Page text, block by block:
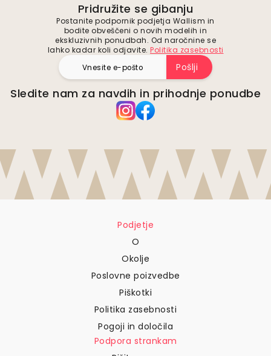
Pridružite se gibanju
Postanite podpornik podjetja Wallism in
bodite obveščeni o novih modelih in
ekskluzivnih ponudbah. Od naročnine se
lahko kadar koli odjavite. Politika zasebnosti
Pošlji
Sledite nam za navdih in prihodnje ponudbe
Podjetje
O
Okolje
Poslovne poizvedbe
Piškotki
Politika zasebnosti
Pogoji in določila
Podpora strankam